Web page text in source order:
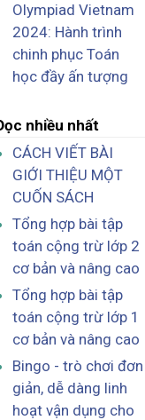
Olympiad Vietnam
2024: Hành trình
chinh phục Toán
học đầy ấn tượng
nhiều nhất
CÁCH VIẾT BÀI
GIỚI THIỆU MỘT
CUỐN SÁCH
Tổng hợp bài tập
toán cộng trừ lớp 2
cơ bản và nâng cao
Tổng hợp bài tập
toán cộng trừ lớp 1
cơ bản và nâng cao
Bingo - trò chơi đơn
giản, dễ dàng linh
hoạt vận dụng cho